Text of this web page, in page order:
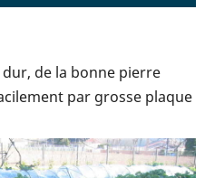
de la bonne pierre
par grosse plaque